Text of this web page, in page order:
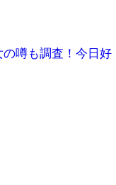
噂も調査！今日好